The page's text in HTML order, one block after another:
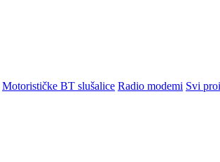
Motorističke BT slušalice Radio modemi Svi